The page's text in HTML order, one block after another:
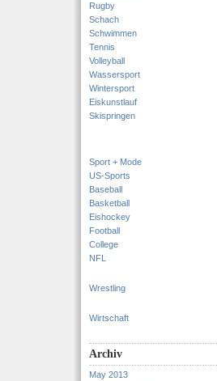
Rugby
Schach
Schwimmen
Tennis
Volleyball
Wassersport
Wintersport
Eiskunstlauf
Skispringen
Sport + Mode
US-Sports
Baseball
Basketball
Eishockey
Football
College
NFL
Wrestling
Wirtschaft
Archiv
May 2013